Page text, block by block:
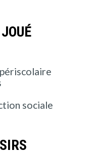
sociale